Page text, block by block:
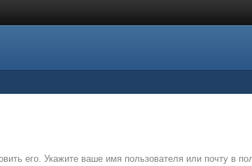
его. Укажите ваше имя пользователя или почту в